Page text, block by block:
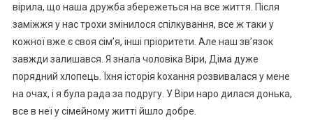
вірила, що наша дружба збережеться на все життя. Після
заміжжя у нас трохи змінилося спілкування, все ж таки у
кожної вже є своя сім’я, інші пріоритети. Але наш зв’язок
завжди залишався. Я знала чоловіка Віри, Діма дуже
порядний хлопець. Їхня історія kохання розвивалася у мене
на очах, і я була рада за подругу. У Віри наро дилася донька,
все в неї у сімейному житті йшло добре.